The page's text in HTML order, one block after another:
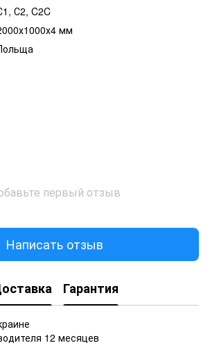
С2, C2C
мм
первый отзыв
Написать отзыв
Гарантия
12 месяцев